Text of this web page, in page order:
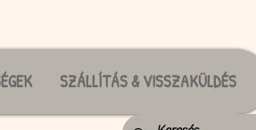
SZÁLLÍTÁS & VISSZAKÜLDÉS